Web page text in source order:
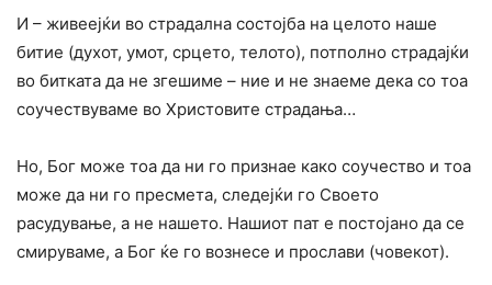
И – живеејќи во страдална состојба на целото наше
битие (духот, умот, срцето, телото), потполно страдајќи
во битката да не згешиме – ние и не знаеме дека со тоа
соучествуваме во Христовите страдања…
Но, Бог може тоа да ни го признае како соучество и тоа
може да ни го пресмета, следејќи го Своето
расудување, а не нашето. Нашиот пат е постојано да се
смируваме, а Бог ќе го вознесе и прослави (човекот).